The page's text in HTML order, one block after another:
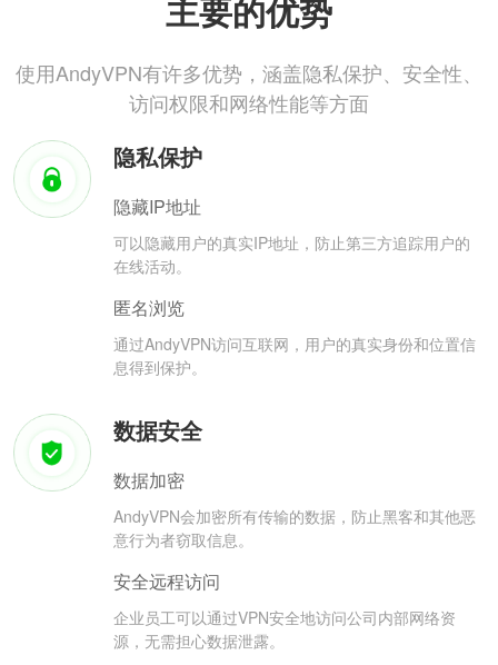
主要的优势
使用AndyVPN有许多优势，涵盖隐私保护、安全性、
访问权限和网络性能等方面
隐私保护
隐藏IP地址
可以隐藏用户的真实IP地址，防止第三方追踪用户的
在线活动。
匿名浏览
通过AndyVPN访问互联网，用户的真实身份和位置信
息得到保护。
数据安全
数据加密
AndyVPN会加密所有传输的数据，防止黑客和其他恶
意行为者窃取信息。
安全远程访问
企业员工可以通过VPN安全地访问公司内部网络资
源，无需担心数据泄露。